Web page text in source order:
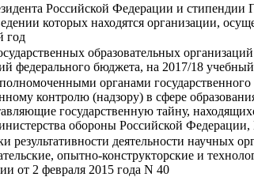
Российской Федерации и стипендии
которых находятся организации,
год
образовательных
федерального бюджета, на 2017/18
органами государственного
контролю (надзору) в сфере
государственную тайну,
обороны Российской
деятельности научных
опытно-конструкторские и
от 2 февраля 2015 года N 40